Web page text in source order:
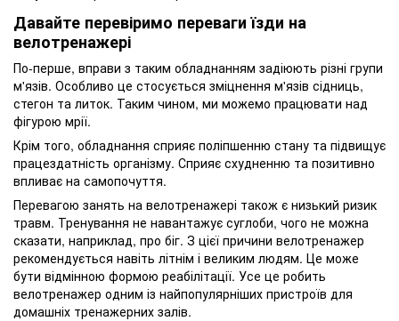
Давайте перевіримо переваги їзди на
велотренажері
По-перше, вправи з таким обладнанням задіюють різні групи
м'язів. Особливо це стосується зміцнення м'язів сідниць,
стегон та литок. Таким чином, ми можемо працювати над
фігурою мрії.
Крім того, обладнання сприяє поліпшенню стану та підвищує
працездатність організму. Сприяє схудненню та позитивно
впливає на самопочуття.
Перевагою занять на велотренажері також є низький ризик
травм. Тренування не навантажує суглоби, чого не можна
сказати, наприклад, про біг. З цієї причини велотренажер
рекомендується навіть літнім і великим людям. Це може
бути відмінною формою реабілітації. Усе це робить
велотренажер одним із найпопулярніших пристроїв для
домашніх тренажерних залів.